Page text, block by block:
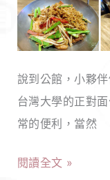
子
內
酒
說到公館，小夥
台灣大學的正對
常的便利，當然
香
園
室
｜
XO
炒
閱讀全文 »